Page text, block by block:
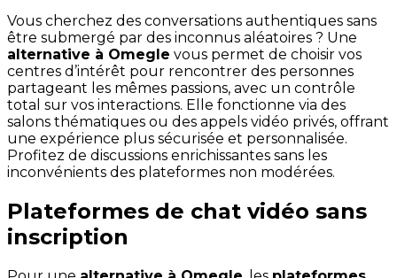
Vous cherchez des conversations authentiques sans
être submergé par des inconnus aléatoires ? Une
alternative à Omegle vous permet de choisir vos
centres d’intérêt pour rencontrer des personnes
partageant les mêmes passions, avec un contrôle
total sur vos interactions. Elle fonctionne via des
salons thématiques ou des appels vidéo privés, offrant
une expérience plus sécurisée et personnalisée.
Profitez de discussions enrichissantes sans les
inconvénients des plateformes non modérées.
Plateformes de chat vidéo sans
inscription